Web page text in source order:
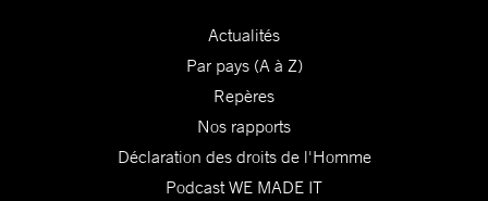
Actualités
Par pays (A à Z)
Repères
Nos rapports
Déclaration des droits de l'Homme
Podcast WE MADE IT